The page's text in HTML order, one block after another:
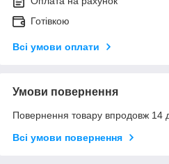
Готівкою
Всі умови оплати
Умови повернення
Повернення товару впродовж 14
Всі умови повернення